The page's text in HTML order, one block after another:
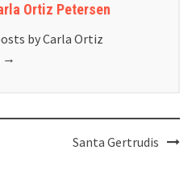
Ortiz Petersen
by Carla Ortiz
→
Santa Gertrudis